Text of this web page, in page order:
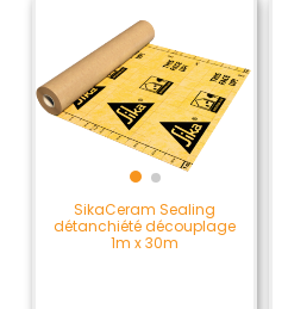
SikaCeram Sealing
détanchiété découplage
1m x 30m